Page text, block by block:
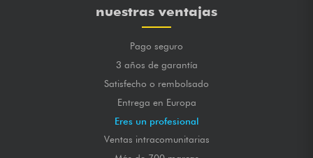
nuestras ventajas
Pago seguro
3 años de garantía
Satisfecho o rembolsado
Entrega en Europa
Eres un profesional
Ventas intracomunitarias